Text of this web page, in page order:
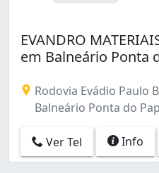
Guarda do Cubatão (2)
Jardim Eldorado (14)
Pagani (3)
Passa Vinte (4)
Passagem do
Pedra Branca (5)
Pinheira (1)
EVANDRO
em Balneário Ponta
Rodovia Evádio Paulo
Balneário Ponta do
Ver Tel Info